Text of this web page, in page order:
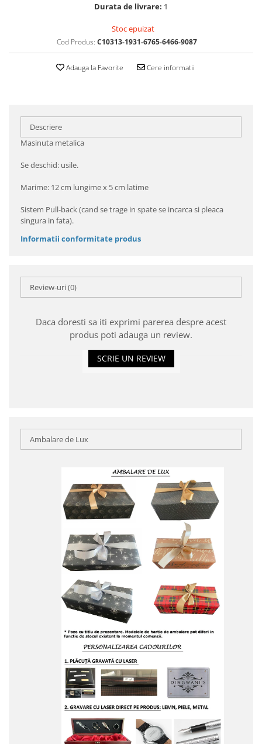
Durata de livrare: 1
Stoc epuizat
Cod Produs: C10313-1931-6765-6466-9087
Adauga la Favorite Cere informatii
Descriere
Masinuta metalica
Se deschid: usile.
Marime: 12 cm lungime x 5 cm latime
Sistem Pull-back (cand se trage in spate se incarca si pleaca
singura in fata).
Informatii conformitate produs
Review-uri(0)
Daca doresti sa iti exprimi parerea despre acest
produs poti adauga un review.
SCRIE UN REVIEW
Ambalare de Lux